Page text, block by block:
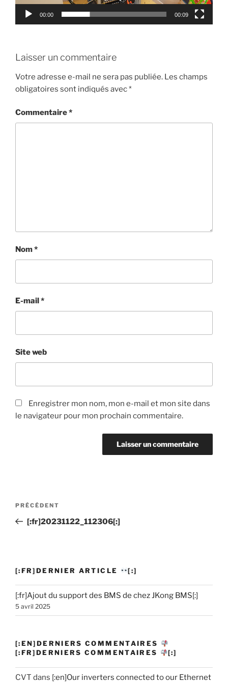
00:00 00:09
Laisser un commentaire
Votre adresse e-mail ne sera pas publiée. Les champs
obligatoires sont indiqués avec*
Commentaire*
Nom*
E-mail*
Site web
Enregistrer mon nom, mon e-mail et mon site dans
le navigateur pour mon prochain commentaire.
Navigation
l’article
Article
précédent
PRÉCÉDENT
[:fr]20231122_112306[:]
[:FR]DERNIER ARTICLE [:]
[:fr]Ajout du support des BMS de chez JKong BMS[:]
5 avril 2025
[:EN]DERNIERS COMMENTAIRES
[:FR]DERNIERS COMMENTAIRES
[:]
CVT dans [:en]Our inverters connected to our Ethernet